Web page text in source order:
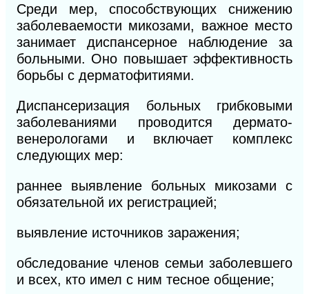
Среди мер, способствующих снижению
заболеваемости микозами, важное место
занимает диспансерное наблюдение за
больными. Оно повышает эффективность
борьбы с дерматофитиями.
Диспансеризация больных грибковыми
заболеваниями проводится дермато-
венерологами и включает комплекс
следующих мер:
раннее выявление больных микозами с
обязательной их регистрацией;
выявление источников заражения;
обследование членов семьи заболевшего
и всех, кто имел с ним тесное общение;